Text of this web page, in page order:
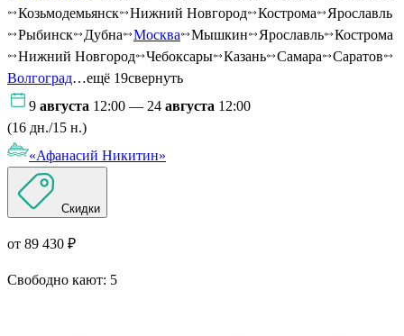
Козьмодемьянск
Нижний Новгород Кострома
Ярославль
Рыбинск
Дубна Москва Мышкин Ярославль
Кострома
Нижний Новгород
Чебоксары Казань Самара
Саратов
Волгоград…ещё 19свернуть
9 августа 12:00 — 24 августа 12:00
(16 дн./15 н.)
«Афанасий Никитин»
Скидки
от 89 430 ₽
Свободно кают: 5